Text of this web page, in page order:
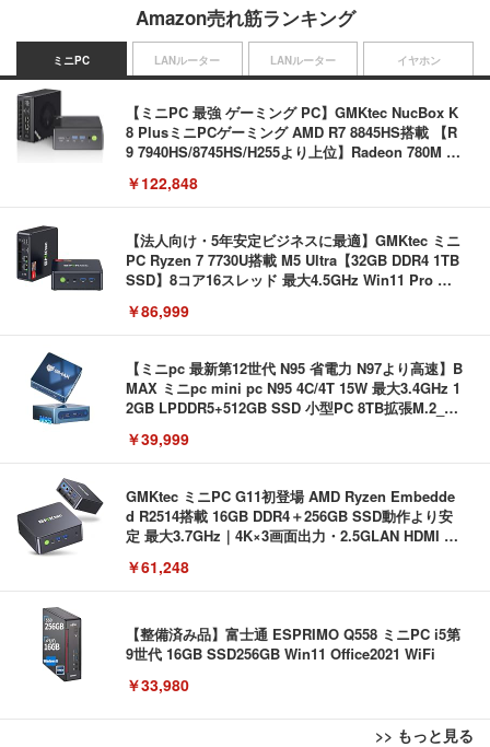
Amazon売れ筋ランキング
ミニPC
【ミニPC 最強 ゲーミング PC】GMKtec NucBox K
8 PlusミニPCゲーミング AMD R7 8845HS搭載 【R
9 7940HS/8745HS/H255より上位】Radeon 780M | 1
nk・USB4.0×2 | Win11 Pro 5.1GHz | Win11 Pro | 8
K 4画面対応
￥122,848
【法人向け・5年安定ビジネスに最適】GMKtec ミニ
PC Ryzen 7 7730U搭載 M5 Ultra【32GB DDR4 1TB
SSD】8コア16スレッド 最大4.5GHz Win11 Pro 小
力 HDMI2.0/DP1.4/USB-C M.2 SSD 16TB拡張対応
コンパクト 静音ミニPC ゲーミングPC
￥86,999
【ミニpc 最新第12世代 N95 省電力 N97より高速】B
MAX ミニpc mini pc N95 4C/4T 15W 最大3.4GHz 1
2GB LPDDR5+512GB SSD 小型PC 8TB拡張M.2_N
コン 高速2.4G/5GWi-Fi BT5.0 ギガビットLAN 静音
ミニパソコン B4Plus
￥39,999
GMKtec ミニPC G11初登場 AMD Ryzen Embedde
d R2514搭載 16GB DDR4＋256GB SSD動作より安
定 最大3.7GHz｜4K×3画面出力・2.5GLAN HDMI 2.
習向け 超小型 高性能 (16GB+256GB)
￥61,248
【整備済み品】富士通 ESPRIMO Q558 ミニPC i5第
9世代 16GB SSD256GB Win11 Office2021 WiFi
￥33,980
>> もっと見る
LANルーター LANルーター イヤホン